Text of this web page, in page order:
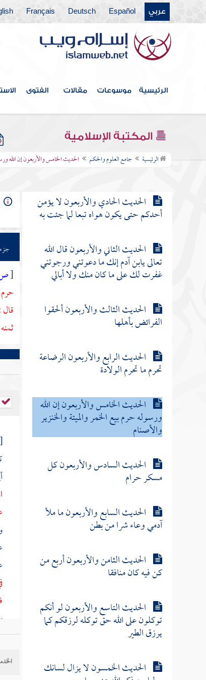
عربي Español
Deutsch
Français
الرئيسية موسوعات مقالات الفتوى
المكتبة الإسلامية
الرئيسية جامع العلوم والحكم الحديث الخامس والأربعون إن الله
كتب الحسنات والسيئات
الحديث الثامن والثلاثون قال الله
تعالى من عادى لي وليا فقد آذنته بالحرب
الحديث التاسع والثلاثون إن الله
استكرهوا عليه
الحديث الأربعون كن في الدنيا كأنك
غريب أو عابر سبيل
الحديث الحادي والأربعون لا يؤمن
أحدكم حتى يكون هواه تبعا لما جئت به
الحديث الثاني والأربعون قال الله
تعالى يابن آدم إنك ما دعوتني ورجوتني
غفرت لك على ما كان منك ولا أبالي
الحديث الثالث والأربعون ألحقوا
الفرائض بأهلها
الحديث الرابع والأربعون الرضاعة
تحرم ما تحرم الولادة
الحديث الخامس والأربعون إن الله
ورسوله حرم بيع الخمر والميتة والخنزير
والأصنام
الحديث السادس والأربعون كل
مسكر حرام
الحديث السابع والأربعون ما ملأ
آدمي وعاء شرا من بطن
الحديث الثامن والأربعون أربع من
كن فيه كان منافقا
الحديث التاسع والأربعون لو أنكم
توكلون على الله حق توكله لرزقكم كما
يرزق الطير
الحديث الخمسون لا يزال لسانك
جزء
[
حرم
ثمنه
[